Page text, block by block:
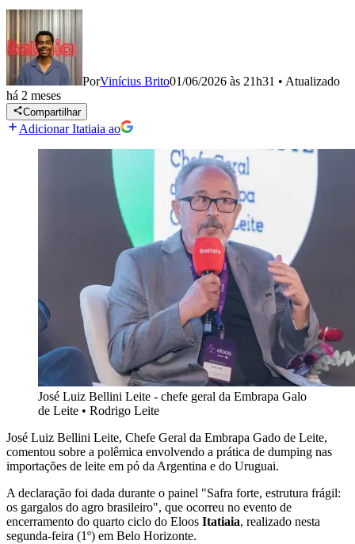
PorVinícius Brito01/06/2026 às 21h31 • Atualizado
há 2 meses
Compartilhar
Adicionar Itatiaia ao
José Luiz Bellini Leite - chefe geral da Embrapa Galo
de Leite • Rodrigo Leite
José Luiz Bellini Leite, Chefe Geral da Embrapa Gado de Leite,
comentou sobre a polêmica envolvendo a prática de dumping nas
importações de leite em pó da Argentina e do Uruguai.
A declaração foi dada durante o painel "Safra forte, estrutura frágil:
os gargalos do agro brasileiro", que ocorreu no evento de
encerramento do quarto ciclo do Eloos Itatiaia, realizado nesta
segunda-feira (1º) em Belo Horizonte.